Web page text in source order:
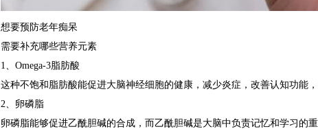
想要预防老年痴呆
需要补充哪些营养元素
1、Omega-3脂肪酸
这种不饱和脂肪酸能促进大脑神经细胞的健康，减少炎症，改善认知功能
2、卵磷脂
卵磷脂能够促进乙酰胆碱的合成，而乙酰胆碱是大脑中负责记忆和学习的